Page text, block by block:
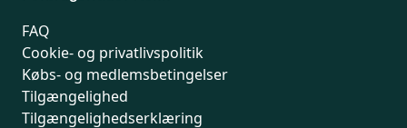
FAQ
Cookie- og privatlivspolitik
Købs- og medlemsbetingelser
Tilgængelighed
Tilgængelighedserklæring